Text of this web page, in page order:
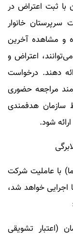
با ثبت اعتراض در
سرپرستان خانوار
و مشاهده آخرین
اعتراض و
دهند. درخواست
مراجعه حضوری
سازمان هدفمندی
با عاملیت شرکت
اجرایی خواهد شد،
از ۱۲۰ هزار تومان (اعتبار تشویقی